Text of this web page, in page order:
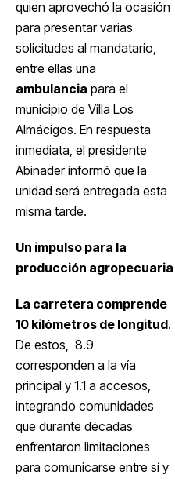
quien aprovechó la ocasión
para presentar varias
solicitudes al mandatario,
entre ellas una
ambulancia para el
municipio de Villa Los
Almácigos. En respuesta
inmediata, el presidente
Abinader informó que la
unidad será entregada esta
misma tarde.
Un impulso para la
producción agropecuaria
La carretera comprende
10 kilómetros de longitud.
De estos, 8.9
corresponden a la vía
principal y 1.1 a accesos,
integrando comunidades
que durante décadas
enfrentaron limitaciones
para comunicarse entre sí y